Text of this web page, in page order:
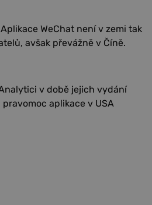
WeChat není v zemi tak
avšak převážně v Číně.
v době jejich vydání
aplikace v USA